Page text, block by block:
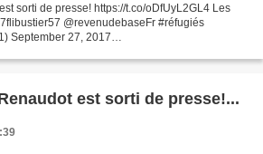
sorti de presse! https://t.co/oDfUyL2GL4 Les
@revenudebaseFr #réfugiés
September 27, 2017
est sorti de presse!...